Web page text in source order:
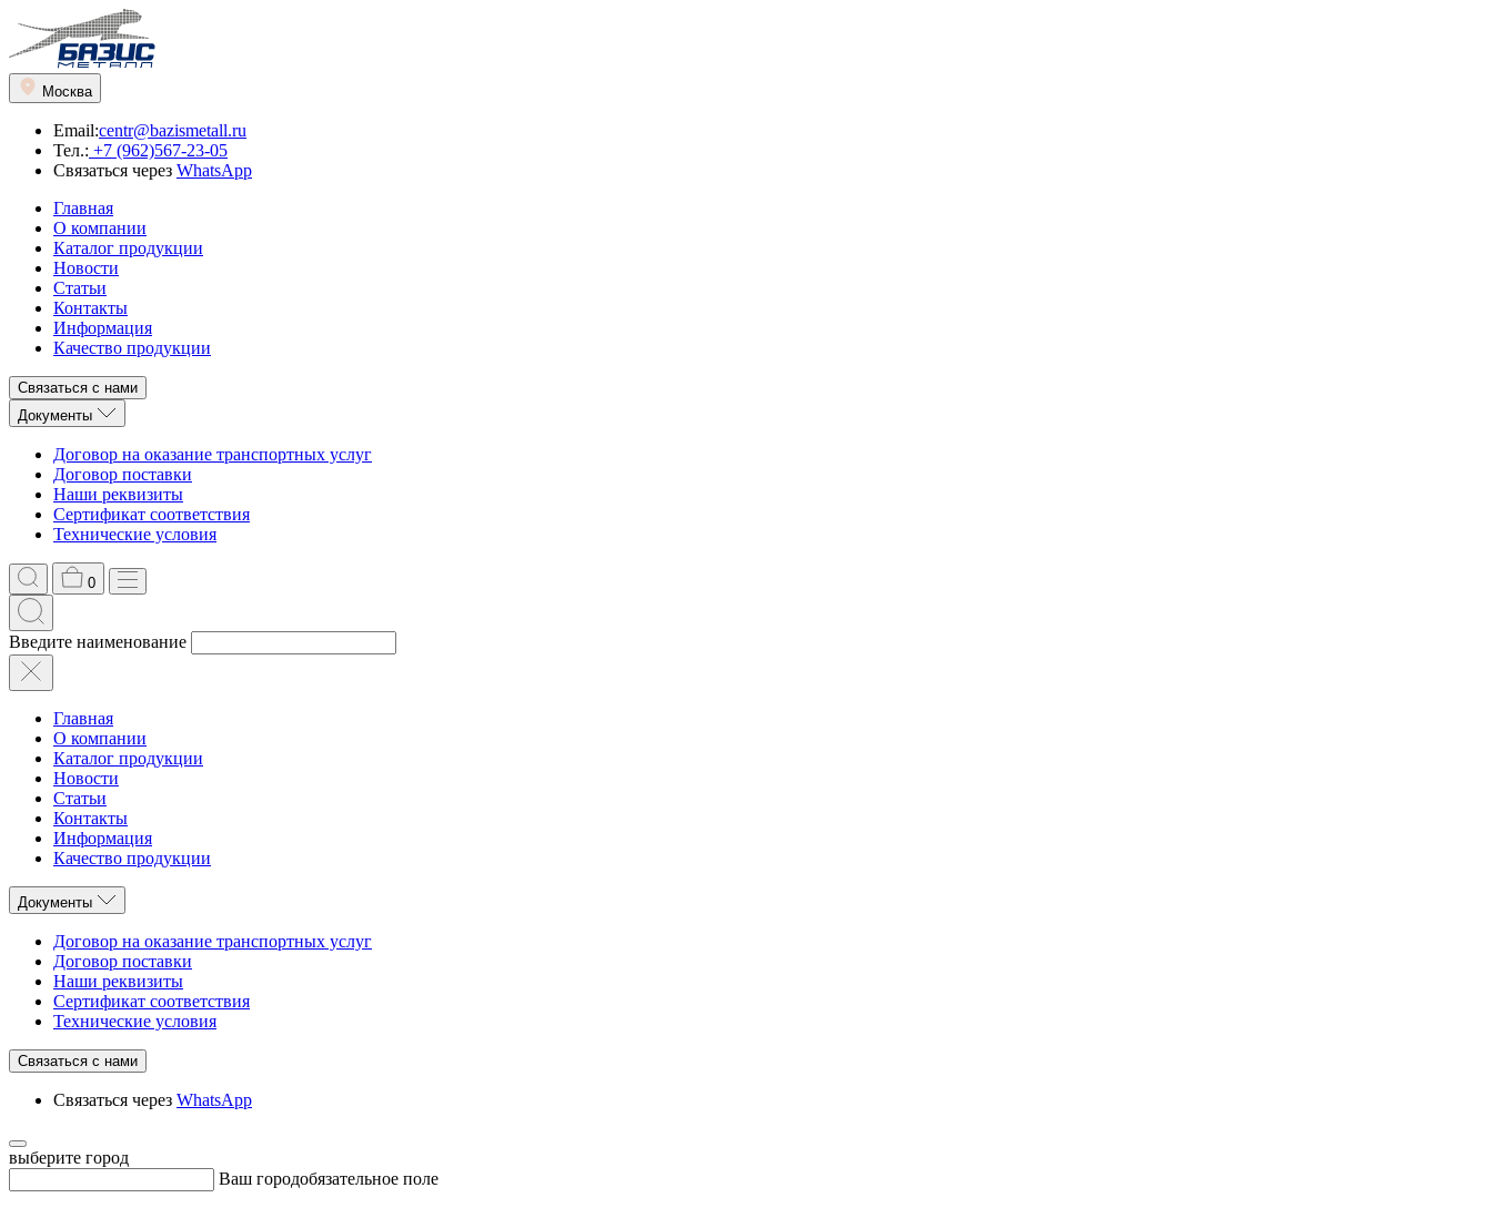
Москва
Email:centr@bazismetall.ru
Тел.: +7 (962)567-23-05
Связаться через WhatsApp
Главная
О компании
Каталог продукции
Новости
Статьи
Контакты
Информация
Качество продукции
Связаться с нами
Документы
Договор на оказание транспортных услуг
Договор поставки
Наши реквизиты
Сертификат соответствия
Технические условия
0
Введите наименование
Главная
О компании
Каталог продукции
Новости
Статьи
Контакты
Информация
Качество продукции
Документы
Договор на оказание транспортных услуг
Договор поставки
Наши реквизиты
Сертификат соответствия
Технические условия
Связаться с нами
Связаться через WhatsApp
выберите город
Ваш городобязательное поле